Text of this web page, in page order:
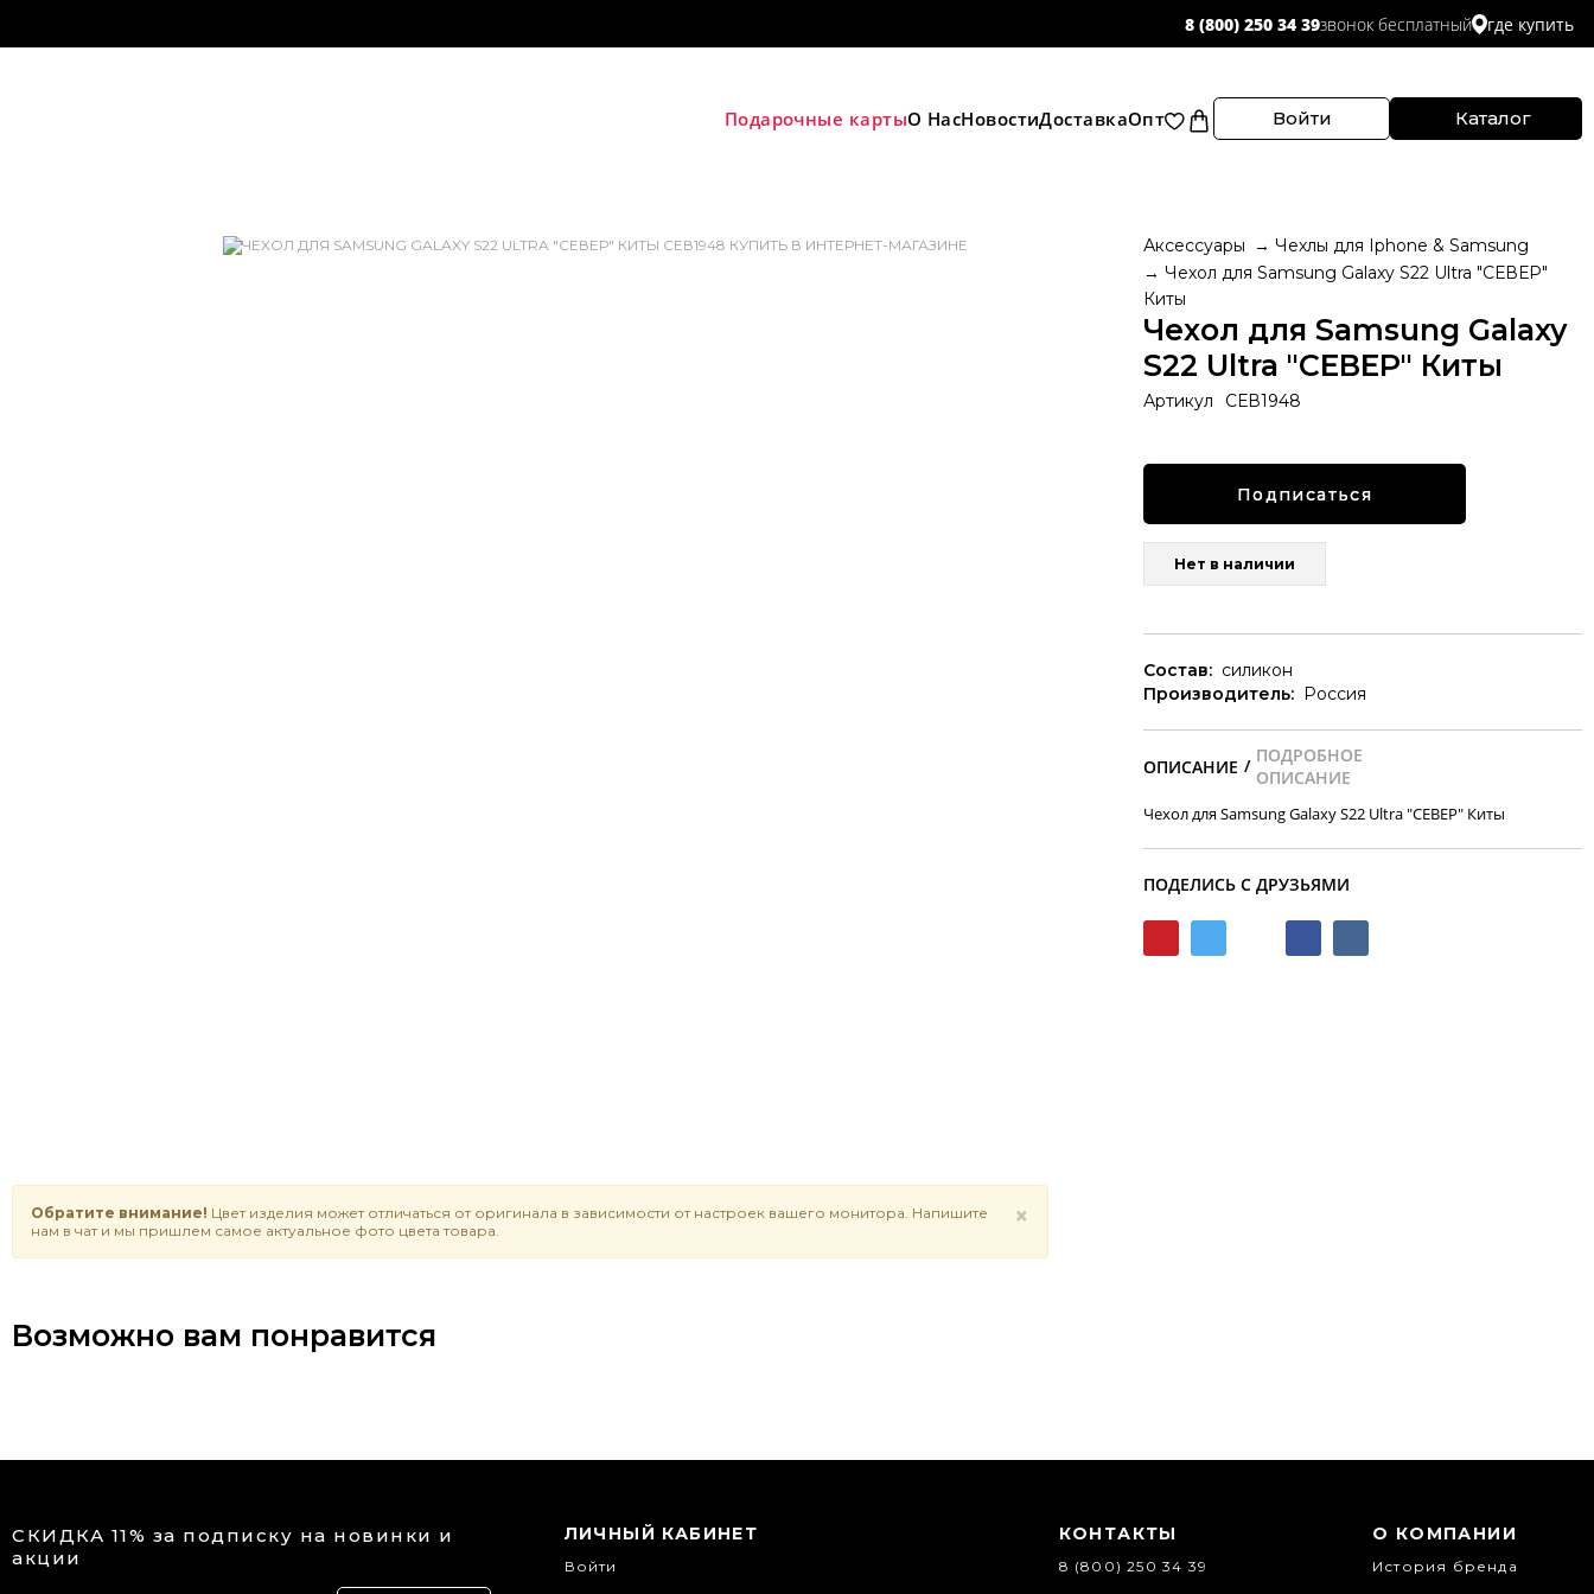
8 (800) 250 34 39звонок бесплатный где купить
Подарочные картыО НасНовостиДоставкаОпт Войти Каталог
×
Обратите внимание! Цвет изделия может отличаться от оригинала в зависимости от настроек вашего монитора. Напишите
нам в чат и мы пришлем самое актуальное фото цвета товара.
Аксессуары
Чехлы для Iphone & Samsung
Чехол для Samsung Galaxy S22 Ultra "СЕВЕР"
Киты
Чехол для Samsung Galaxy
S22 Ultra "СЕВЕР" Киты
Артикул СЕВ1948
Подписаться
Нет в наличии
Состав: силикон
Производитель: Россия
/
Чехол для Samsung Galaxy S22 Ultra "СЕВЕР" Киты
ПОДЕЛИСЬ С ДРУЗЬЯМИ
Возможно вам понравится
СКИДКА 11% за подписку на новинки и
акции
ЛИЧНЫЙ КАБИНЕТ
Войти
КОНТАКТЫ
8 (800) 250 34 39
О КОМПАНИИ
История бренда